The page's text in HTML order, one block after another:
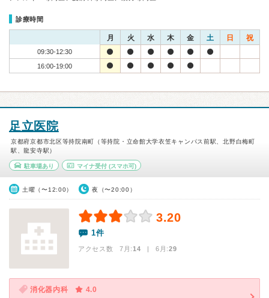
診療時間
月 火 水 木 金 土 日 祝
09:30-12:30
16:00-19:00
足立医院
京都府京都市北区等持院南町（等持院・立命館大学衣笠キャンパス前駅、北野白梅町
駅、龍安寺駅）
駐車場あり マイナ受付(スマホ可)
土曜（〜12:00） 夜（〜20:00）
3.20
1件
アクセス数 7月:14 | 6月:29
消化器内科
4.0